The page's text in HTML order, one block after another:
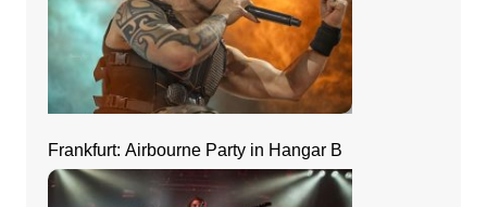
Frankfurt: Airbourne Party in Hangar B